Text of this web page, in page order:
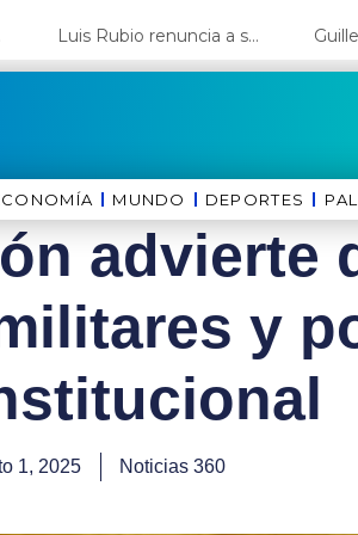
Luis Rubio renuncia a su candidatura a Lima y deja el camino libre a López Aliaga
MUNDO DEPORTES
advierte
y
1, 2025 Noticias 360